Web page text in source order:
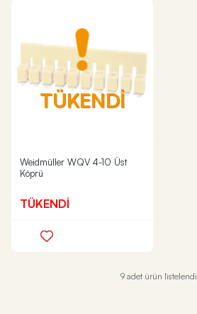
TÜKENDİ
Weidmüller WQV 4-10 Üst
Köprü
TÜKENDİ
9 adet ürün listelendi